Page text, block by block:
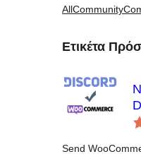
AllCommunity
Ετικέτα
Send